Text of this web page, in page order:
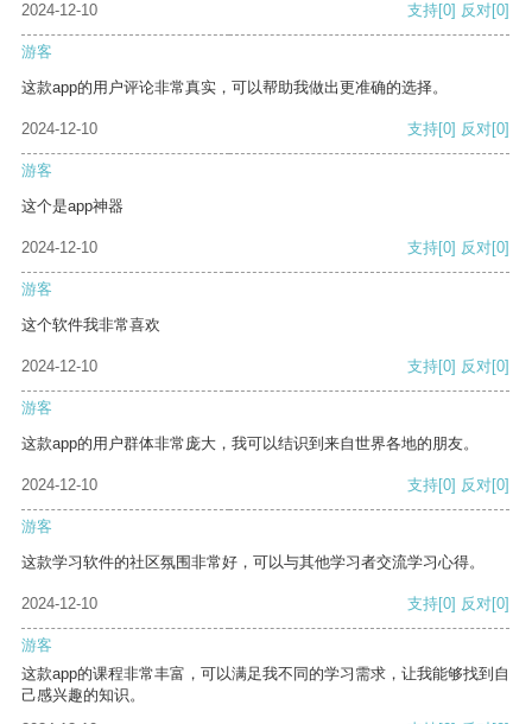
2024-12-10
支持[0] 反对[0]
游客
这款app的用户评论非常真实，可以帮助我做出更准确的选择。
2024-12-10 支持[0] 反对[0]
游客
这个是app神器
2024-12-10 支持[0] 反对[0]
游客
这个软件我非常喜欢
2024-12-10 支持[0] 反对[0]
游客
这款app的用户群体非常庞大，我可以结识到来自世界各地的朋友。
2024-12-10 支持[0] 反对[0]
游客
这款学习软件的社区氛围非常好，可以与其他学习者交流学习心得。
2024-12-10 支持[0] 反对[0]
游客
这款app的课程非常丰富，可以满足我不同的学习需求，让我能够找到自
己感兴趣的知识。